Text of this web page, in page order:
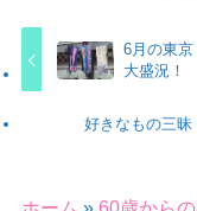
6月の東
大盛況！
好きなもの三昧